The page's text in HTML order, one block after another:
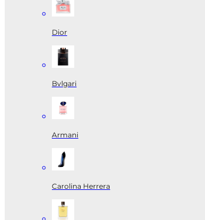
Dior
Bvlgari
Armani
Carolina Herrera